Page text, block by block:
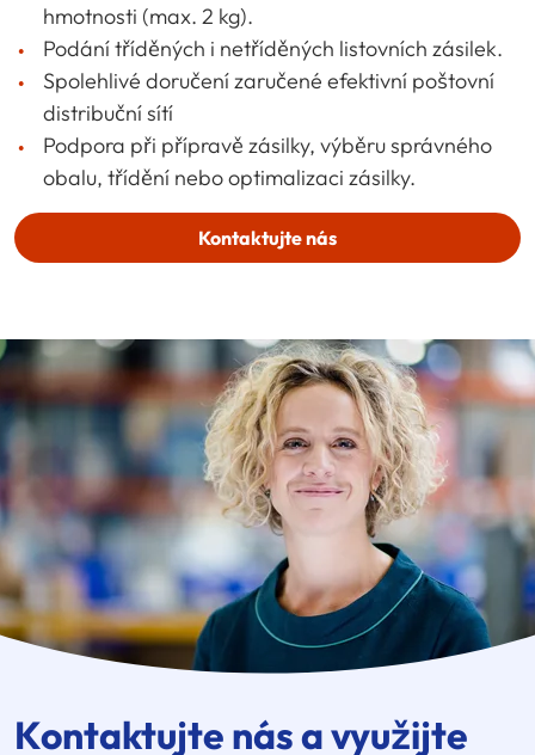
hmotnosti (max. 2 kg).
Podání tříděných i netříděných listovních zásilek.
Spolehlivé doručení zaručené efektivní poštovní
distribuční sítí
Podpora při přípravě zásilky, výběru správného
obalu, třídění nebo optimalizaci zásilky.
Kontaktujte nás
Kontaktujte nás a využijte